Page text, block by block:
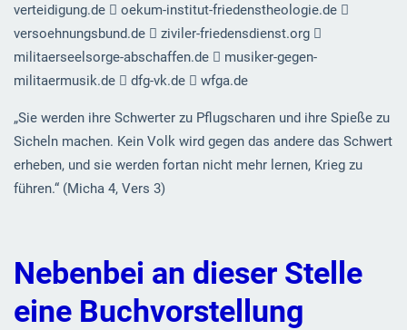
verteidigung.de  oekum-institut-friedenstheologie.de 
versoehnungsbund.de  ziviler-friedensdienst.org 
militaerseelsorge-abschaffen.de  musiker-gegen-
militaermusik.de  dfg-vk.de  wfga.de
„Sie werden ihre Schwerter zu Pflugscharen und ihre Spieße zu
Sicheln machen. Kein Volk wird gegen das andere das Schwert
erheben, und sie werden fortan nicht mehr lernen, Krieg zu
führen.“ (Micha 4, Vers 3)
Nebenbei an dieser Stelle
eine Buchvorstellung